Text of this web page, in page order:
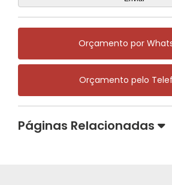
Orçamento por
Orçamento pelo
Páginas Relacionadas